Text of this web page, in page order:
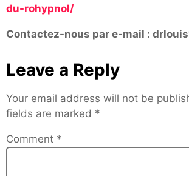
du-rohypnol/
Contactez-nous par e-mail :
Leave a Reply
Your email address will not be
fields are marked *
Comment *